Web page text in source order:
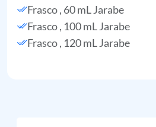
Frasco , 60 mL Jarabe
Frasco , 100 mL Jarabe
Frasco , 120 mL Jarabe